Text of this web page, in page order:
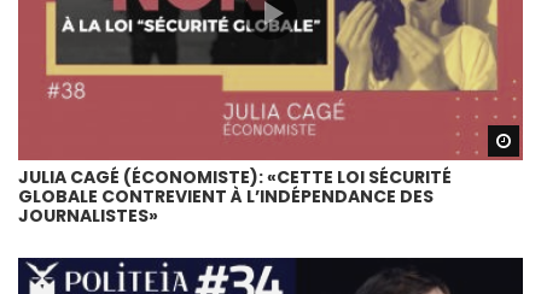
JULIA CAGÉ (ÉCONOMISTE): «CETTE LOI SÉCURITÉ
GLOBALE CONTREVIENT À L’INDÉPENDANCE DES
JOURNALISTES»